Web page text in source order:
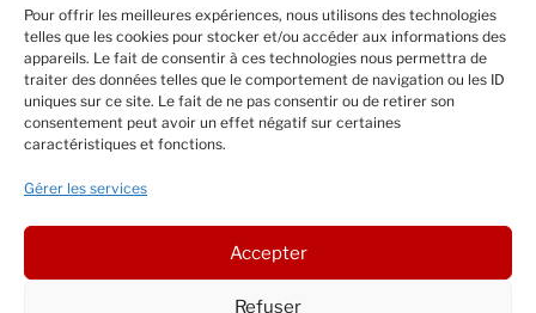
Pour offrir les meilleures expériences, nous utilisons des technologies
telles que les cookies pour stocker et/ou accéder aux informations des
appareils. Le fait de consentir à ces technologies nous permettra de
traiter des données telles que le comportement de navigation ou les ID
uniques sur ce site. Le fait de ne pas consentir ou de retirer son
consentement peut avoir un effet négatif sur certaines
caractéristiques et fonctions.
Gérer les services
Accepter
Refuser
Toulouse.
RECHERCHER
pour
: